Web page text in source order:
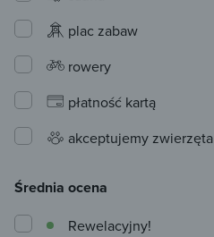
plac zabaw
rowery
płatność kartą
akceptujemy zwierzęta
Średnia ocena
Rewelacyjny!